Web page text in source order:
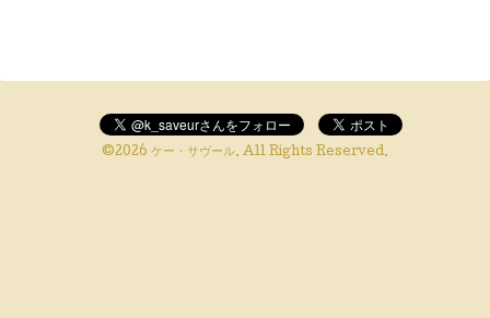
©2026 ケー・サヴール. All Rights Reserved.